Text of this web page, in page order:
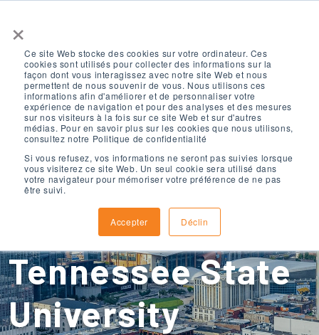
×
Ce site Web stocke des cookies sur votre ordinateur. Ces
cookies sont utilisés pour collecter des informations sur la
façon dont vous interagissez avec notre site Web et nous
permettent de nous souvenir de vous. Nous utilisons ces
informations afin d'améliorer et de personnaliser votre
expérience de navigation et pour des analyses et des mesures
sur nos visiteurs à la fois sur ce site Web et sur d'autres
médias. Pour en savoir plus sur les cookies que nous utilisons,
consultez notre Politique de confidentialité
Si vous refusez, vos informations ne seront pas suivies lorsque
vous visiterez ce site Web. Un seul cookie sera utilisé dans
votre navigateur pour mémoriser votre préférence de ne pas
être suivi.
Accepter Déclin
ELS Nashville,
Tennessee, à la
Middle
Tennessee State
University